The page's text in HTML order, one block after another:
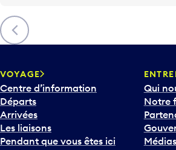
è
c
h
v
e
r
s
l
e
Précédent
VOYAGE
Centre d’information
Départs
Arrivées
Les liaisons
Pendant que vous êtes ici
Qui
Notre
Médias